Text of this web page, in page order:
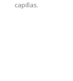
capillas.